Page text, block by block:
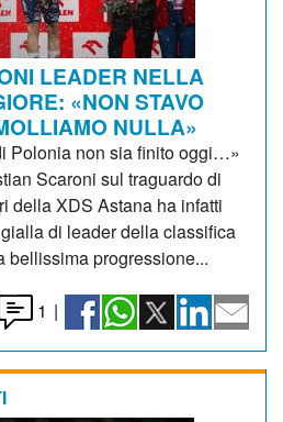
LEADER NELLA
«NON STAVO
NULLA»
Polonia non sia finito oggi…»
Scaroni sul traguardo di
della XDS Astana ha infatti
di leader della classifica
bellissima progressione...
1 |